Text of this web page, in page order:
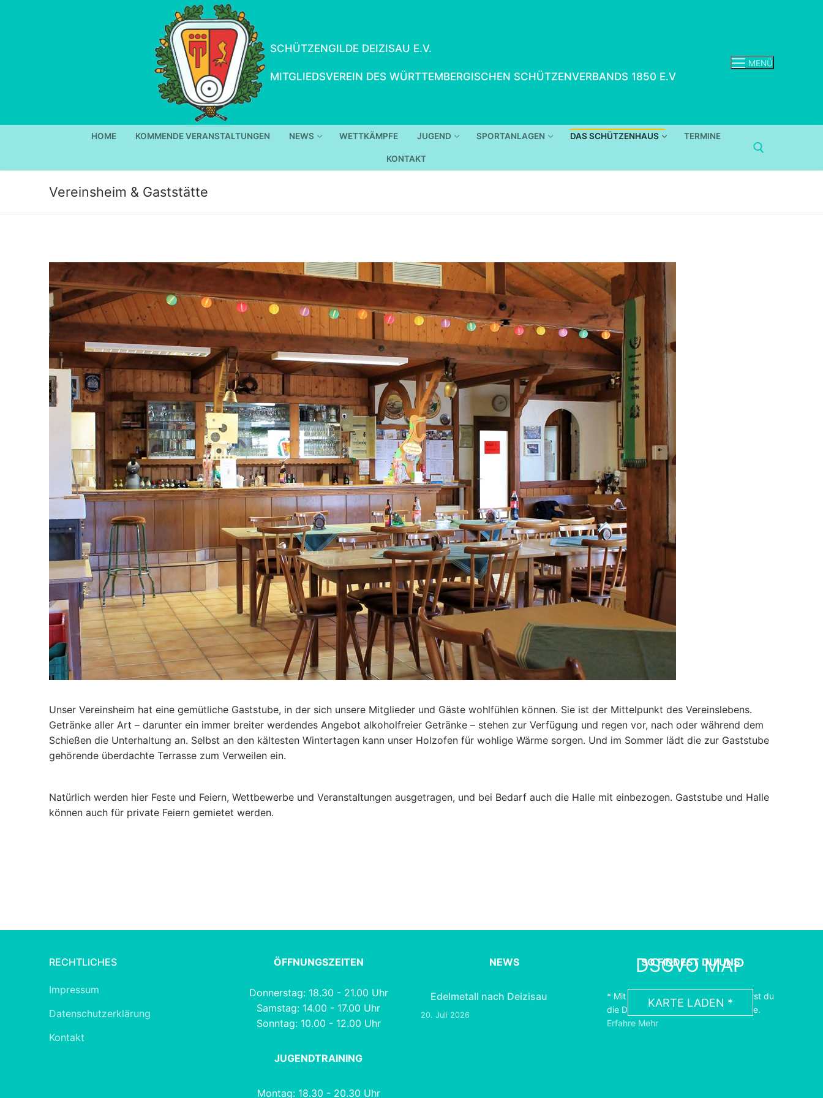
SCHÜTZENGILDE DEIZISAU E.V.
MITGLIEDSVEREIN DES WÜRTTEMBERGISCHEN SCHÜTZENVERBANDS 1850 E.V
MENÜ
HOME KOMMENDE VERANSTALTUNGEN NEWS WETTKÄMPFE JUGEND SPORTANLAGEN DAS SCHÜTZENHAUS TERMINE
KONTAKT
Vereinsheim & Gaststätte
Unser Vereinsheim hat eine gemütliche Gaststube, in der sich unsere Mitglieder und Gäste wohlfühlen können. Sie ist der Mittelpunkt des Vereinslebens.
Getränke aller Art – darunter ein immer breiter werdendes Angebot alkoholfreier Getränke – stehen zur Verfügung und regen vor, nach oder während dem
Schießen die Unterhaltung an. Selbst an den kältesten Wintertagen kann unser Holzofen für wohlige Wärme sorgen. Und im Sommer lädt die zur Gaststube
gehörende überdachte Terrasse zum Verweilen ein.
Natürlich werden hier Feste und Feiern, Wettbewerbe und Veranstaltungen ausgetragen, und bei Bedarf auch die Halle mit einbezogen. Gaststube und Halle
können auch für private Feiern gemietet werden.
RECHTLICHES
Impressum
Datenschutzerklärung
Kontakt
ÖFFNUNGSZEITEN
Donnerstag: 18.30 - 21.00 Uhr
Samstag: 14.00 - 17.00 Uhr
Sonntag: 10.00 - 12.00 Uhr
JUGENDTRAINING
Montag: 18.30 - 20.30 Uhr
NEWS
Edelmetall nach Deizisau
20. Juli 2026
SO FINDEST DU UNS
DSGVO MAP
KARTE LADEN *
* Mit dem Laden der Karte akzeptierst du
die Datenschutzerklärung von Google.
Erfahre Mehr